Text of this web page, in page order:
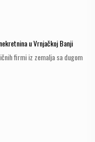
u Vrnjačkoj Banji
firmi iz zemalja sa dugom